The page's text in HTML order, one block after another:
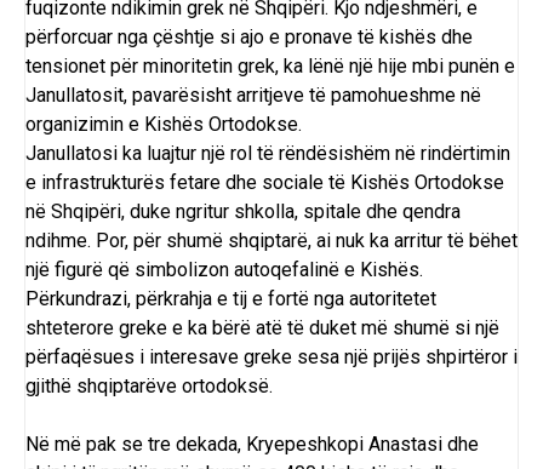
fuqizonte ndikimin grek në Shqipëri. Kjo ndjeshmëri, e
përforcuar nga çështje si ajo e pronave të kishës dhe
tensionet për minoritetin grek, ka lënë një hije mbi punën e
Janullatosit, pavarësisht arritjeve të pamohueshme në
organizimin e Kishës Ortodokse.
Janullatosi ka luajtur një rol të rëndësishëm në rindërtimin
e infrastrukturës fetare dhe sociale të Kishës Ortodokse
në Shqipëri, duke ngritur shkolla, spitale dhe qendra
ndihme. Por, për shumë shqiptarë, ai nuk ka arritur të bëhet
një figurë që simbolizon autoqefalinë e Kishës.
Përkundrazi, përkrahja e tij e fortë nga autoritetet
shteterore greke e ka bërë atë të duket më shumë si një
përfaqësues i interesave greke sesa një prijës shpirtëror i
gjithë shqiptarëve ortodoksë.
Në më pak se tre dekada, Kryepeshkopi Anastasi dhe